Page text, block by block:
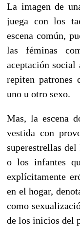
La imagen de
juega con los
escena común,
las féminas
aceptación social
repiten patrones
uno u otro sexo.
Mas, la escena
vestida con
superestrellas
o los infantes
explícitamente
en el hogar,
como
de los inicios del